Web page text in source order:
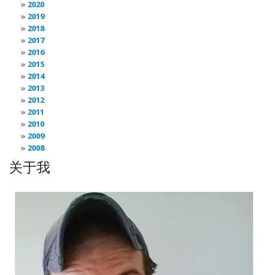
2020
2019
2018
2017
2016
2015
2014
2013
2012
2011
2010
2009
2008
关于我